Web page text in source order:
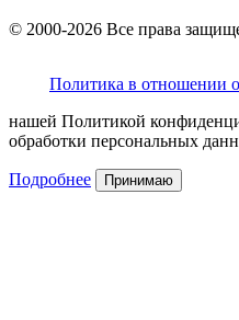
© 2000-2026 Все права
Политика в отношении
нашей Политикой
обработки персональных
Подробнее Принимаю